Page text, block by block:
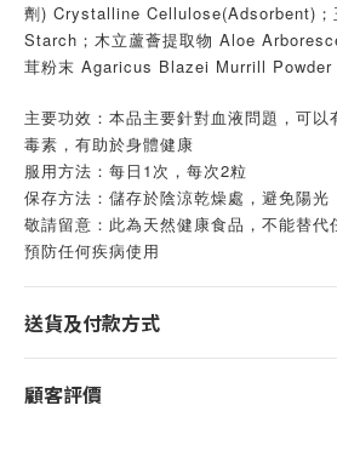
劑) Crystalline Cellulose(Adsorbent)；
Starch；木立蘆薈提取物 Aloe
茸粉末 Agaricus Blazei Murrill Powder
主要功效：本品主要針對血液問題，可
毒素，有助於身體健康
服用方法：每日1次，每次2粒
保存方法：儲存於陰涼乾燥處，避免陽光
敬請留意：此為天然健康食品，不能替代
預防任何疾病使用
送貨及付款方式
顧客評價